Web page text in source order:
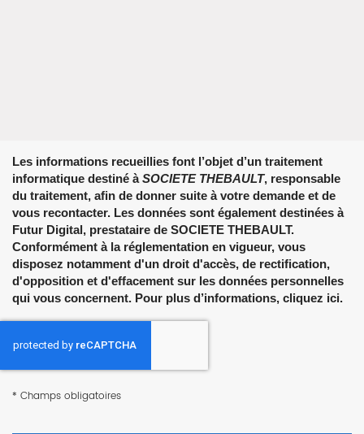
Les informations recueillies font l’objet d’un traitement
informatique destiné àSOCIETE THEBAULT, responsable
du traitement, afin de donner suite à votre demande et de
vous recontacter. Les données sont également destinées à
Futur Digital, prestataire de SOCIETE THEBAULT.
Conformément à la réglementation en vigueur, vous
disposez notamment d'un droit d'accès, de rectification,
d'opposition et d'effacement sur les données personnelles
qui vous concernent. Pour plus d’informations, cliquez ici.
* Champs obligatoires